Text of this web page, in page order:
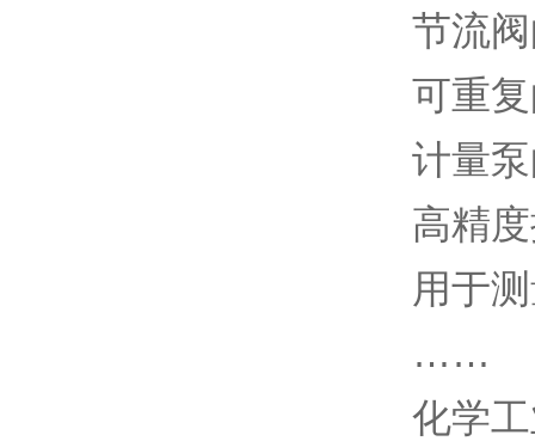
节流
可重
计量
高精
用于
……
化学